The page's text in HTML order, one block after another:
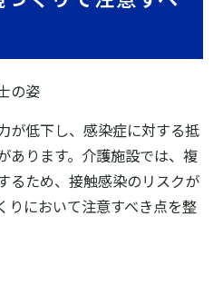
が低下し、感染症に対する抵
あります。介護施設では、複
るため、接触感染のリスクが
りにおいて注意すべき点を整